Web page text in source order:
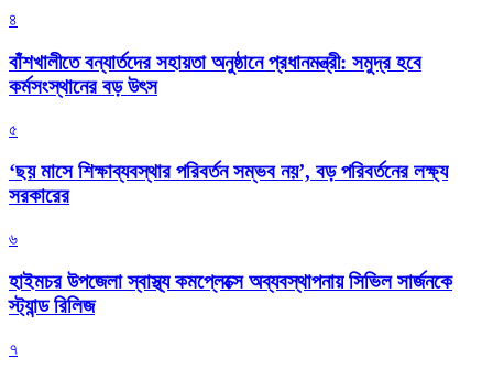
৪
বাঁশখালীতে বন্যার্তদের সহায়তা অনুষ্ঠানে প্রধানমন্ত্রী: সমুদ্র হবে
কর্মসংস্থানের বড় উৎস
৫
‘ছয় মাসে শিক্ষাব্যবস্থার পরিবর্তন সম্ভব নয়’, বড় পরিবর্তনের লক্ষ্য
সরকারের
৬
হাইমচর উপজেলা স্বাস্থ্য কমপ্লেক্সে অব্যবস্থাপনায় সিভিল সার্জনকে
স্ট্যান্ড রিলিজ
৭